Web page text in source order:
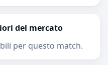
del mercato
per questo match.